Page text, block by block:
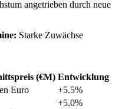
angetrieben durch neue
Starke Zuwächse
(€M) Entwicklung
Euro
+5.5%
+5.0%